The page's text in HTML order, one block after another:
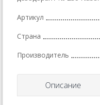
Артикул
Страна
Производитель
Описание